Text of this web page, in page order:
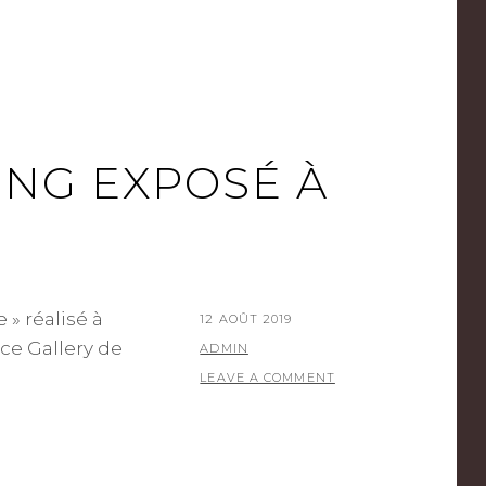
EXPOSÉ À
» réalisé à
Gallery de
POSTED
ON
12 AOÛT 2019
BY
ADMIN
LEAVE A COMMENT